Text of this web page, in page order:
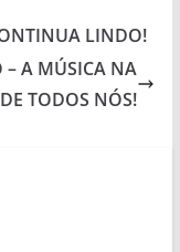
LINDO!
– A MÚSICA NA
TODOS NÓS!